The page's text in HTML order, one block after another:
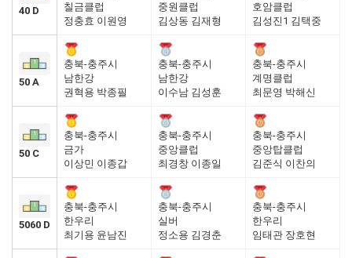
40 D
칠금클럽
정충효 이원영
중원클럽
김상동 김재형
호암클럽
김성진1 김택중
50 A
충북-충주시
남한강
권혁용 박종필
충북-충주시
남한강
이수남 김성훈
충북-충주시
계명클럽
최문영 박해신
50 C
충북-충주시
금가
이상민 이종갑
충북-충주시
중앙클럽
최경창 이종일
충북-충주시
중앙탑클럽
김준식 이찬의
5060 D
충북-충주시
한우리
최기용 윤남진
충북-충주시
실버
정소용 김경춘
충북-충주시
한우리
임태관 장호현